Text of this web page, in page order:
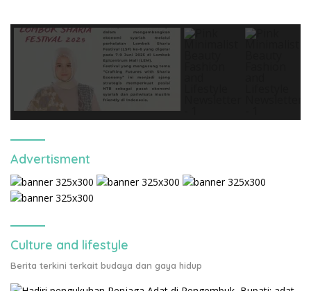
Advertisment
Culture and lifestyle
Berita terkini terkait budaya dan gaya hidup